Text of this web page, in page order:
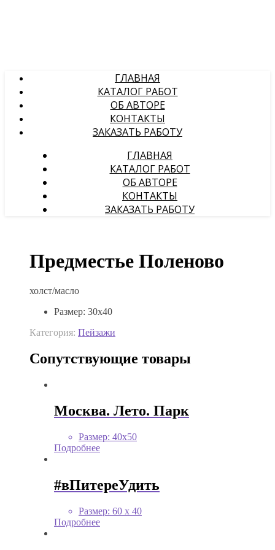
ГЛАВНАЯ
КАТАЛОГ РАБОТ
ОБ АВТОРЕ
КОНТАКТЫ
ЗАКАЗАТЬ РАБОТУ
ГЛАВНАЯ
КАТАЛОГ РАБОТ
ОБ АВТОРЕ
КОНТАКТЫ
ЗАКАЗАТЬ РАБОТУ
Предместье Поленово
холст/масло
Размер: 30х40
Категория: Пейзажи
Сопутствующие товары
Москва. Лето. Парк
Размер: 40х50
Подробнее
#вПитереУдить
Размер: 60 x 40
Подробнее